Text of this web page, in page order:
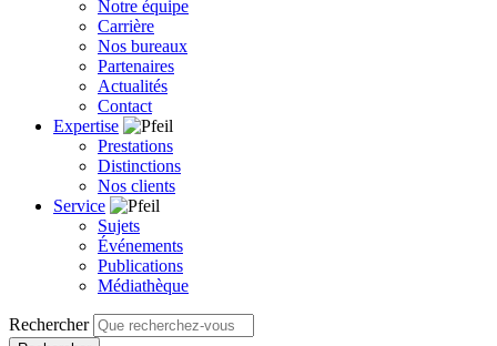
Notre équipe
Carrière
Nos bureaux
Partenaires
Actualités
Contact
Expertise
Prestations
Distinctions
Nos clients
Service
Sujets
Événements
Publications
Médiathèque
Rechercher